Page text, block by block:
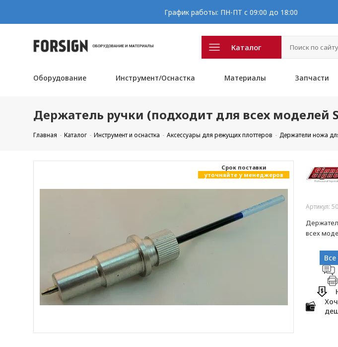
График работы: ПН-ПТ с 09:00 до 18:00
Каталог
Оборудование Инструмент/Оснастка Материалы Запчасти
Держатель ручки (подходит для всех моделей
Главная Каталог Инструмент и оснастка Аксессуары для режущих плоттеров Держатели ножа
Cрок поставки
уточняйте у менеджеров
Артикул:
всех